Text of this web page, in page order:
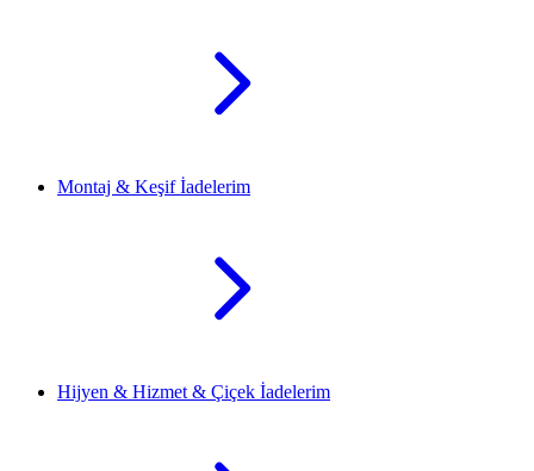
Montaj & Keşif İadelerim
Hijyen & Hizmet & Çiçek İadelerim